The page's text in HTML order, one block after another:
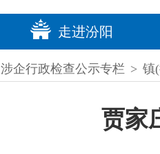
走进汾阳
涉企行政检查公示专栏 > 镇
贾家